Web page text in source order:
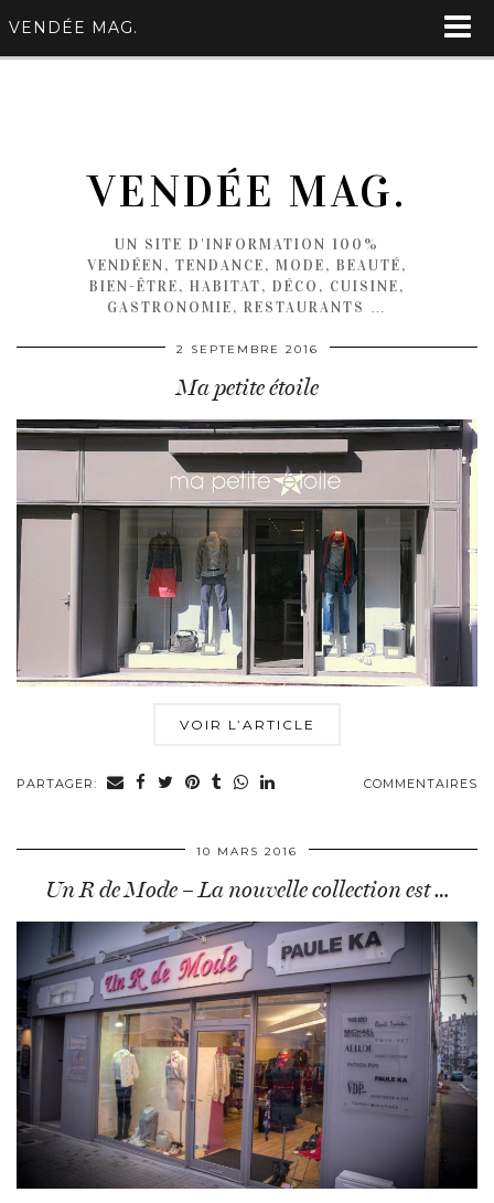
VENDÉE MAG.
VENDÉE MAG.
UN SITE D'INFORMATION 100%
VENDÉEN, TENDANCE, MODE, BEAUTÉ,
BIEN-ÊTRE, HABITAT, DÉCO, CUISINE,
GASTRONOMIE, RESTAURANTS …
2 SEPTEMBRE 2016
Ma petite étoile
VOIR L’ARTICLE
PARTAGER: COMMENTAIRES
10 MARS 2016
Un R de Mode – La nouvelle collection est …